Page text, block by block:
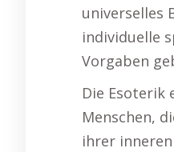
universelles
individuelle
Vorgaben
Die Esoterik
Menschen,
ihrer